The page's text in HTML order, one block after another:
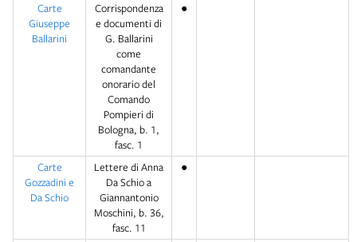
Carte
Giuseppe
Ballarini
Corrispondenza
e documenti di
G. Ballarini
come
comandante
onorario del
Comando
Pompieri di
Bologna, b. 1,
fasc. 1
●
Carte
Gozzadini e
Da Schio
Lettere di Anna
Da Schio a
Giannantonio
Moschini, b. 36,
fasc. 11
●